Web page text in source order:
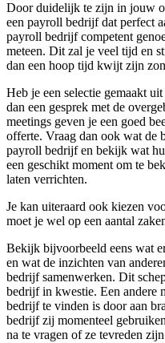
Door duidelijk te zijn in jouw
een payroll bedrijf dat perfect
payroll bedrijf competent
meteen. Dit zal je veel tijd en
dan een hoop tijd kwijt zijn
Heb je een selectie gemaakt
dan een gesprek met de
meetings geven je een goed
offerte. Vraag dan ook wat de
payroll bedrijf en bekijk wat
een geschikt moment om te
laten verrichten.
Je kan uiteraard ook kiezen
moet je wel op een aantal
Bekijk bijvoorbeeld eens wat
en wat de inzichten van
bedrijf samenwerken. Dit
bedrijf in kwestie. Een andere
bedrijf te vinden is door aan
bedrijf zij momenteel
na te vragen of ze tevreden